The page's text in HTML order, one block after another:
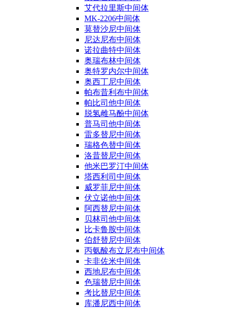
艾代拉里斯中间体
MK-2206中间体
莫替沙尼中间体
尼达尼布中间体
诺拉曲特中间体
奥瑞布林中间体
奥特罗内尔中间体
奥西丁尼中间体
帕布昔利布中间体
帕比司他中间体
脱氢雌马酚中间体
普马司他中间体
雷多替尼中间体
瑞格色替中间体
洛昔替尼中间体
他米巴罗汀中间体
塔西利司中间体
威罗菲尼中间体
伏立诺他中间体
阿西替尼中间体
贝林司他中间体
比卡鲁胺中间体
伯舒替尼中间体
丙氨酸布立尼布中间体
卡非佐米中间体
西地尼布中间体
色瑞替尼中间体
考比替尼中间体
库潘尼西中间体